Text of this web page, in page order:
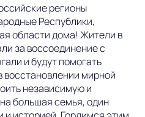
регионы
Республики,
области дома! Жители в
за воссоединение с
и будут помогать
мирной
независимую и
большая семья, один